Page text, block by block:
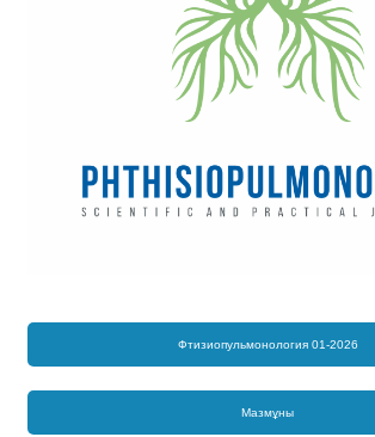
Фтизиопульмонология 01-2026
Мазмұны